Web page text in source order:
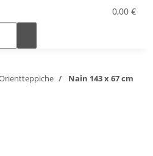
0,00 €
Nain 143 x 67 cm